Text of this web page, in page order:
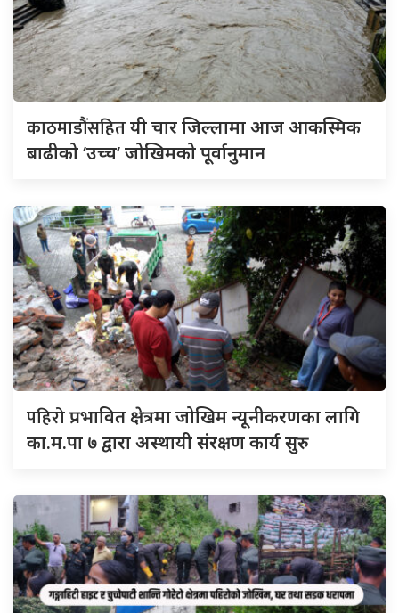
काठमाडौंसहितयी चार जिल्लामा आज आकस्मिक
बाढीको ‘उच्च’ जोखिमको पूर्वानुमान
पहिरोप्रभावित क्षेत्रमा जोखिम न्यूनीकरणका लागि
का.म.पा ७ द्वारा अस्थायी संरक्षण कार्य सुरु